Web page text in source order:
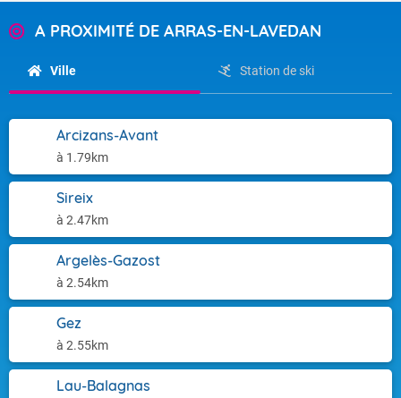
A PROXIMITÉ DE ARRAS-EN-LAVEDAN
Ville Station de ski
Arcizans-Avant
à 1.79km
Sireix
à 2.47km
Argelès-Gazost
à 2.54km
Gez
à 2.55km
Lau-Balagnas